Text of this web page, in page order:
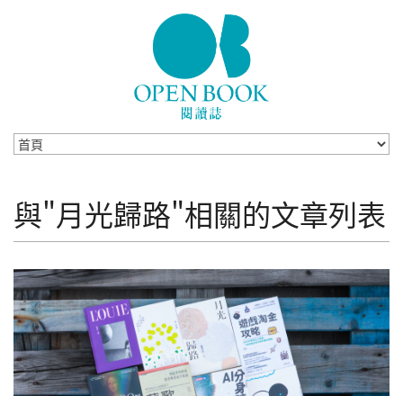
與"月光歸路"相關的文章列表